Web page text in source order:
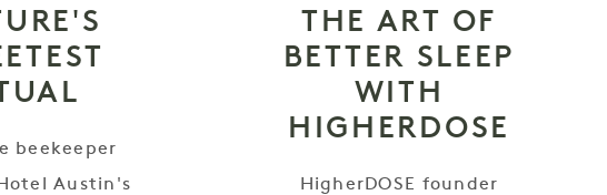
beekeeper
Austin's
THE ART OF
BETTER SLEEP
WITH
HIGHERDOSE
HigherDOSE founder